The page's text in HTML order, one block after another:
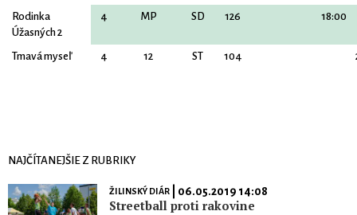
Rodinka
Úžasných 2
4 MP SD 126 18:00
Tmavá myseľ 4 12 ST 104
NAJČÍTANEJŠIE Z RUBRIKY
ŽILINSKÝ DIÁR| 06.05.2019 14:08
Streetball proti rakovine